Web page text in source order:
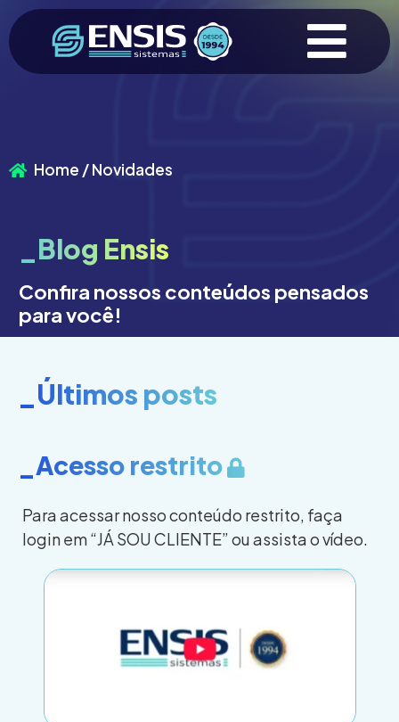
Home / Novidades
_Blog Ensis
Confira nossos conteúdos pensados
para você!
_Últimos posts
_Acesso restrito
Para acessar nosso conteúdo restrito, faça
login em “JÁ SOU CLIENTE” ou assista o vídeo.